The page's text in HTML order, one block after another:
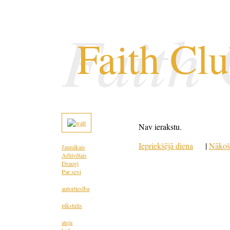
Faith
Faith
Jaunākais
Arhivētais
Draugi
Par sevi
autortiesība
pīkstulis
ateja
Nav ierakstu.
Iepriekšējā diena
|